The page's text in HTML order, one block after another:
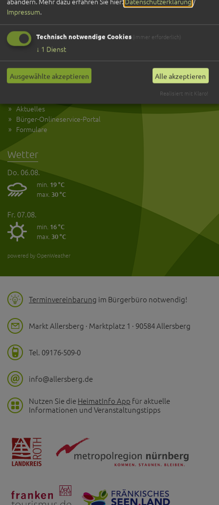
Service
Kultur und Tourismus
Anreise
Öffnungszeiten
Bürger
Aktuelles
Bürger-Onlineservice-Portal
Formulare
Wetter
Do. 06.08.
min. 19 °C
max.30 °C
Fr. 07.08.
min. 16 °C
max.30 °C
powered by OpenWeather
Terminvereinbarung im Bürgerbüro notwendig!
Markt Allersberg · Marktplatz 1 · 90584 Allersberg
Tel. 09176-509-0
info@allersberg.de
Nutzen Sie dieHeimatInfo App für aktuelle
Informationen und Veranstaltungstipps
Impressum.
Technisch notwendige Cookies(immer erforderlich)
↓ 1 Dienst
Ausgewählte akzeptieren Alle akzeptieren
Realisiert mit Klaro!